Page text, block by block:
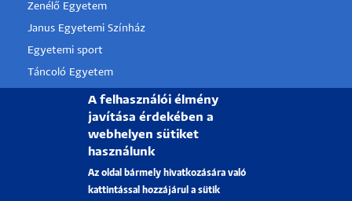
Zenélő Egyetem
Janus Egyetemi Színház
Egyetemi sport
Táncoló Egyetem
H-7622 Pécs, Vasvári Pál utca. 4.
A felhasználói élmény
javítása érdekében a
webhelyen sütiket
használunk
Az oldal bármely hivatkozására való
kattintással hozzájárul a sütik